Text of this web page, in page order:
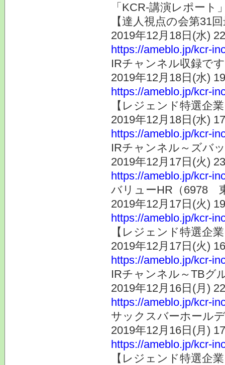
「KCR-講演レポー
【達人視点の会第31
2019年12月18日(水)
https://ameblo.jp/kcr-
IRチャンネル収録で
2019年12月18日(水)
https://ameblo.jp/kcr-
【レジェンド特選企
2019年12月18日(水)
https://ameblo.jp/kcr-
IRチャンネル～ズバ
2019年12月17日(火)
https://ameblo.jp/kcr-
バリューHR（6978
2019年12月17日(火)
https://ameblo.jp/kcr-
【レジェンド特選企
2019年12月17日(火)
https://ameblo.jp/kcr-
IRチャンネル～TBグ
2019年12月16日(月)
https://ameblo.jp/kcr-
サックスバーホール
2019年12月16日(月)
https://ameblo.jp/kcr-
【レジェンド特選企